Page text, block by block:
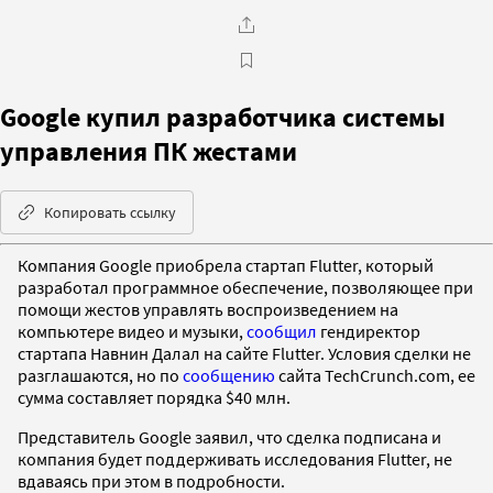
Google купил разработчика системы
управления ПК жестами
Копировать ссылку
Компания Google приобрела стартап Flutter, который
разработал программное обеспечение, позволяющее при
помощи жестов управлять воспроизведением на
компьютере видео и музыки, сообщил гендиректор
стартапа Навнин Далал на сайте Flutter. Условия сделки не
разглашаются, но по сообщению сайта TechCrunch.com, ее
сумма составляет порядка $40 млн.
Представитель Google заявил, что сделка подписана и
компания будет поддерживать исследования Flutter, не
вдаваясь при этом в подробности.